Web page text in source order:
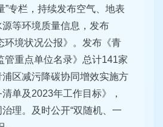
”专栏，持续发布空气、地表
等环境质量信息，发布
环境状况公报》。发布《青
管重点单位名录》总计141家
区减污降碳协同增效实施方
单及2023年工作目标》，
理。及时公开“双随机、一